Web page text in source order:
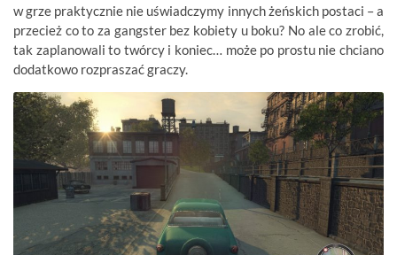
w grze praktycznie nie uświadczymy innych żeńskich postaci – a
przecież co to za gangster bez kobiety u boku? No ale co zrobić,
tak zaplanowali to twórcy i koniec… może po prostu nie chciano
dodatkowo rozpraszać graczy.